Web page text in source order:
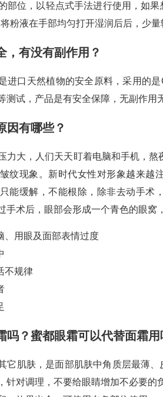
部位，以轻点式手法进行使用，如
粉液在手部均匀打开湿润后后，少
，有没有副作用？
进口天然植物的安全原料，采用的
测试，产品是有安全保障，无副作用
因有哪些？
力大，人们天天盯着电脑和手机，
纹现象。新时代女性对形象越来越
能缓解，不能根除，除非去动手术
手术后，眼部会形成一个青色的眼窝
、用眼及面部表情过度
不规律
吗？蜜都眼霜可以代替面霜用
它肌肤，是面部肌肤中角质层最薄
针对调理，不要给眼睛增加不必要的